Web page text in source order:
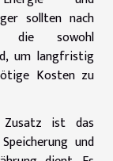
sollten nach
die sowohl
um langfristig
Kosten zu
ist das
und